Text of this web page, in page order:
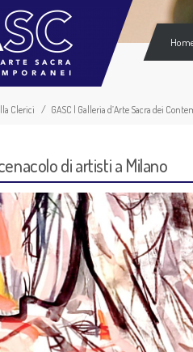
Clerici GASC | Galleria d’Arte Sacra dei
di artisti a Milano